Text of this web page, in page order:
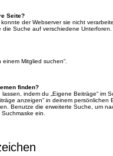
Seite?
der Webserver sie nicht
Suche auf verschiedene Unterforen.
Mitglied suchen“.
finden?
indem du „Eigene Beiträge“ im
anzeigen“ in deinem persönlichen
Benutze die erweiterte Suche, um
ein.